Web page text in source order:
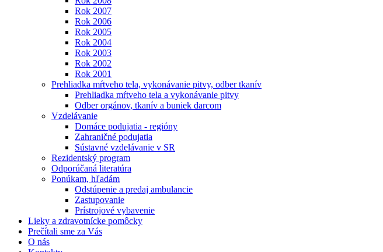
Rok 2007
Rok 2006
Rok 2005
Rok 2004
Rok 2003
Rok 2002
Rok 2001
Prehliadka mŕtveho tela, vykonávanie pitvy, odber tkanív
Prehliadka mŕtveho tela a vykonávanie pitvy
Odber orgánov, tkanív a buniek darcom
Vzdelávanie
Domáce podujatia - regióny
Zahraničné podujatia
Sústavné vzdelávanie v SR
Rezidentský program
Odporúčaná literatúra
Ponúkam, hľadám
Odstúpenie a predaj ambulancie
Zastupovanie
Prístrojové vybavenie
Lieky a zdravotnícke pomôcky
Prečítali sme za Vás
O nás